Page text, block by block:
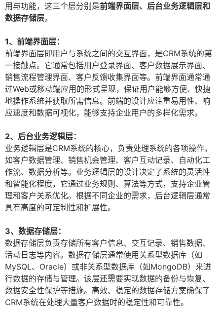
用与功能，这三个层分别是前端界面层、后台业务逻辑层和
数据存储层。
1、前端界面层：
前端界面层即用户与系统之间的交互界面，是CRM系统的第
一接触点。它通常包括用户登录界面、客户数据展示界面、
销售流程管理界面、客户反馈收集界面等。前端界面通常通
过Web或移动端应用的形式呈现，保证用户能够方便、快捷
地操作系统并获取所需信息。前端的设计应注重易用性、响
应速度和数据可视化，能够支持企业用户的多样化需求。
2、后台业务逻辑层：
业务逻辑层是CRM系统的核心，负责处理系统的各项操作，
如客户数据管理、销售机会管理、客户互动记录、自动化工
作流、数据分析等。业务逻辑层的设计决定了系统的灵活性
和智能化程度，它通过业务规则、算法等方式，支持企业管
理和客户关系优化。根据不同企业的需求，后台逻辑层通常
具有高度的可定制性和扩展性。
3、数据存储层：
数据存储层负责存储所有客户信息、交互记录、销售数据、
活动日志等内容。数据存储层通常使用关系型数据库（如
MySQL、Oracle）或非关系型数据库（如MongoDB）来进
行数据的存储与管理。该层还需要实现数据的备份与恢复、
数据安全性保护等措施。高效、稳定的数据存储方案确保了
CRM系统在处理大量客户数据时的稳定性和可靠性。